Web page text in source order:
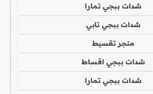
شدات ببجي تمارا
شدات ببجي تابي
متجر تقسيط
شدات ببجي اقساط
شدات ببجي تمارا